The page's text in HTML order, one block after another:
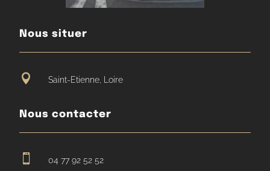
Nous situer
 Saint-Etienne, Loire
Nous contacter
 04 77 92 52 52